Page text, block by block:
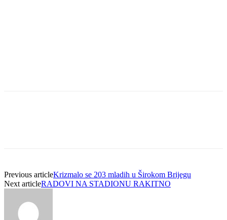
Previous articleKrizmalo se 203 mladih u Širokom Brijegu
Next articleRADOVI NA STADIONU RAKITNO